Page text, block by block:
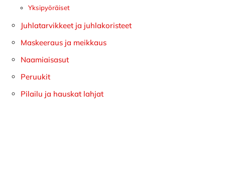
Yksipyöräiset
Juhlatarvikkeet ja juhlakoristeet
Maskeeraus ja meikkaus
Naamiaisasut
Peruukit
Pilailu ja hauskat lahjat